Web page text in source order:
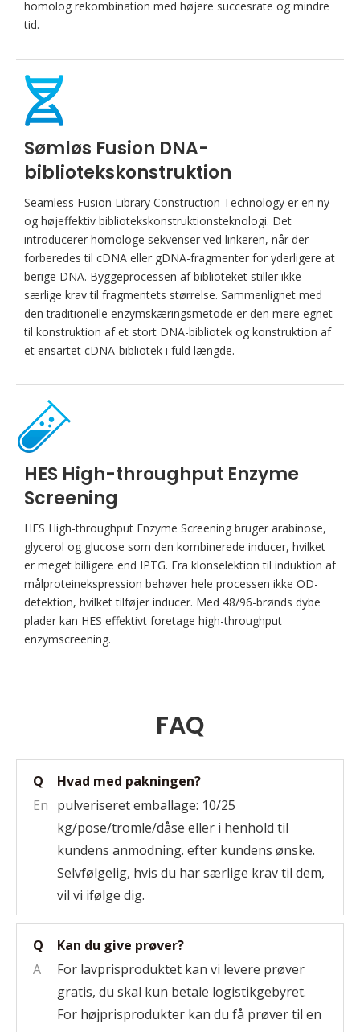
homolog rekombination med højere succesrate og mindre
tid.
Sømløs Fusion DNA-
bibliotekskonstruktion
Seamless Fusion Library Construction Technology er en ny
og højeffektiv bibliotekskonstruktionsteknologi. Det
introducerer homologe sekvenser ved linkeren, når der
forberedes til cDNA eller gDNA-fragmenter for yderligere at
berige DNA. Byggeprocessen af ​​biblioteket stiller ikke
særlige krav til fragmentets størrelse. Sammenlignet med
den traditionelle enzymskæringsmetode er den mere egnet
til konstruktion af et stort DNA-bibliotek og konstruktion af
et ensartet cDNA-bibliotek i fuld længde.
HES High-throughput Enzyme
Screening
HES High-throughput Enzyme Screening bruger arabinose,
glycerol og glucose som den kombinerede inducer, hvilket
er meget billigere end IPTG. Fra klonselektion til induktion af
målproteinekspression behøver hele processen ikke OD-
detektion, hvilket tilføjer inducer. Med 48/96-brønds dybe
plader kan HES effektivt foretage high-throughput
enzymscreening.
FAQ
Q
Hvad med pakningen?
En pulveriseret emballage: 10/25
kg/pose/tromle/dåse eller i henhold til
kundens anmodning. efter kundens ønske.
Selvfølgelig, hvis du har særlige krav til dem,
vil vi ifølge dig.
Q
Kan du give prøver?
A
For lavprisproduktet kan vi levere prøver
gratis, du skal kun betale logistikgebyret.
For højprisprodukter kan du få prøver til en